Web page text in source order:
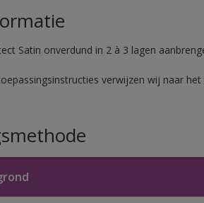
Satin onverdund in 2 à 3 lagen
verwijzen wij naar